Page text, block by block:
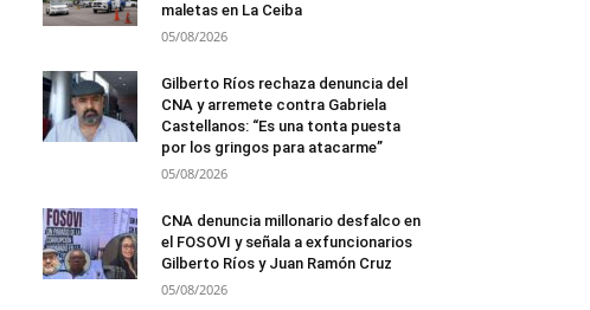
maletas en La Ceiba
05/08/2026
Gilberto Ríos rechaza denuncia del
CNA y arremete contra Gabriela
Castellanos: “Es una tonta puesta
por los gringos para atacarme”
05/08/2026
CNA denuncia millonario desfalco en
el FOSOVI y señala a exfuncionarios
Gilberto Ríos y Juan Ramón Cruz
05/08/2026